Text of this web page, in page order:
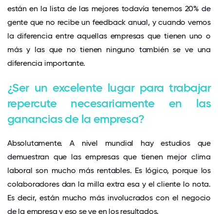
están en la lista de las mejores todavía tenemos 20% de
gente que no recibe un feedback anual, y cuando vemos
la diferencia entre aquellas empresas que tienen uno o
más y las que no tienen ninguno también se ve una
diferencia importante.
¿Ser un excelente lugar para trabajar
repercute necesariamente en las
ganancias de la empresa?
Absolutamente. A nivel mundial hay estudios que
demuestran que las empresas que tienen mejor clima
laboral son mucho más rentables. Es lógico, porque los
colaboradores dan la milla extra esa y el cliente lo nota.
Es decir, están mucho más involucrados con el negocio
de la empresa y eso se ve en los resultados.